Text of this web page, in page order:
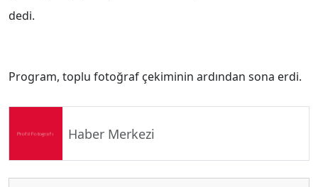
dedi.
Program, toplu fotoğraf çekiminin ardından sona erdi.
Haber Merkezi